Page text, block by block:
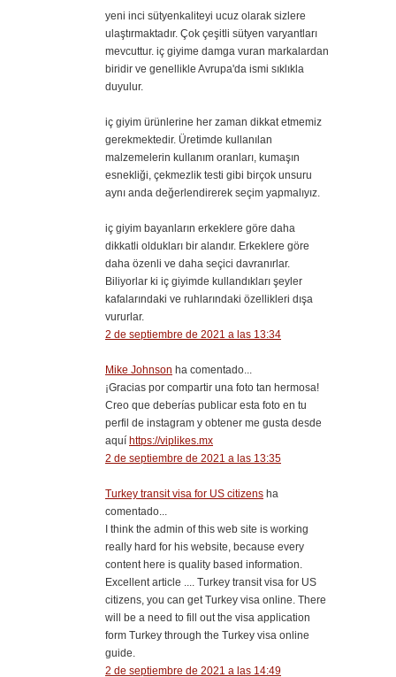
yeni inci sütyenkaliteyi ucuz olarak sizlere
ulaştırmaktadır. Çok çeşitli sütyen varyantları
mevcuttur. iç giyime damga vuran markalardan
biridir ve genellikle Avrupa'da ismi sıklıkla
duyulur.
iç giyim ürünlerine her zaman dikkat etmemiz
gerekmektedir. Üretimde kullanılan
malzemelerin kullanım oranları, kumaşın
esnekliği, çekmezlik testi gibi birçok unsuru
aynı anda değerlendirerek seçim yapmalıyız.
iç giyim bayanların erkeklere göre daha
dikkatli oldukları bir alandır. Erkeklere göre
daha özenli ve daha seçici davranırlar.
Biliyorlar ki iç giyimde kullandıkları şeyler
kafalarındaki ve ruhlarındaki özellikleri dışa
vururlar.
2 de septiembre de 2021 a las 13:34
Mike Johnson ha comentado...
¡Gracias por compartir una foto tan hermosa!
Creo que deberías publicar esta foto en tu
perfil de instagram y obtener me gusta desde
aquí https://viplikes.mx
2 de septiembre de 2021 a las 13:35
Turkey transit visa for US citizens ha
comentado...
I think the admin of this web site is working
really hard for his website, because every
content here is quality based information.
Excellent article .... Turkey transit visa for US
citizens, you can get Turkey visa online. There
will be a need to fill out the visa application
form Turkey through the Turkey visa online
guide.
2 de septiembre de 2021 a las 14:49